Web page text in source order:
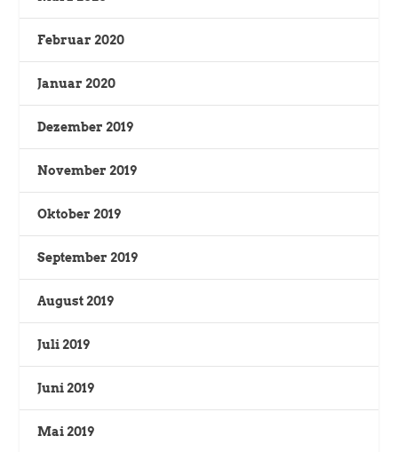
Februar 2020
Januar 2020
Dezember 2019
November 2019
Oktober 2019
September 2019
August 2019
Juli 2019
Juni 2019
Mai 2019